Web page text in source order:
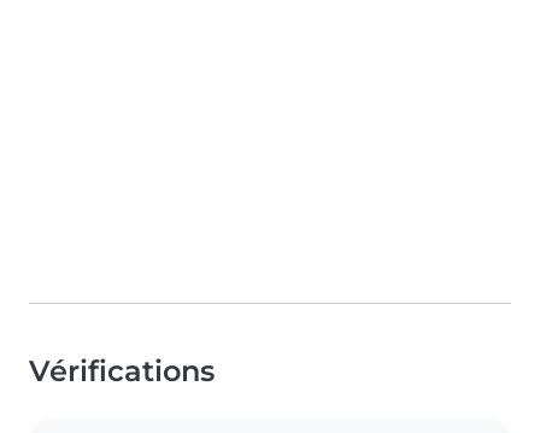
Vérifications